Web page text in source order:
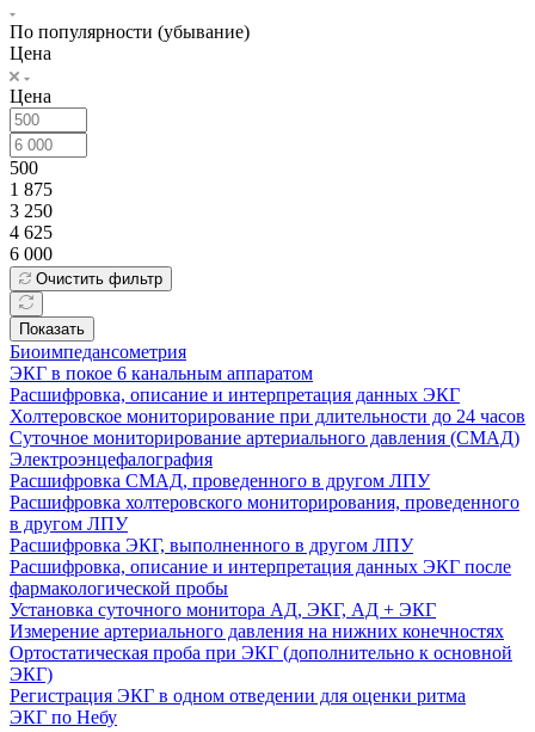
По популярности (убывание)
Цена
Цена
500
1 875
3 250
4 625
6 000
Очистить фильтр
Показать
Биоимпедансометрия
ЭКГ в покое 6 канальным аппаратом
Расшифровка, описание и интерпретация данных ЭКГ
Холтеровское мониторирование при длительности до 24 часов
Суточное мониторирование артериального давления (СМАД)
Электроэнцефалография
Расшифровка СМАД, проведенного в другом ЛПУ
Расшифровка холтеровского мониторирования, проведенного
в другом ЛПУ
Расшифровка ЭКГ, выполненного в другом ЛПУ
Расшифровка, описание и интерпретация данных ЭКГ после
фармакологической пробы
Установка суточного монитора АД, ЭКГ, АД + ЭКГ
Измерение артериального давления на нижних конечностях
Ортостатическая проба при ЭКГ (дополнительно к основной
ЭКГ)
Регистрация ЭКГ в одном отведении для оценки ритма
ЭКГ по Небу